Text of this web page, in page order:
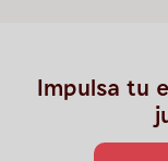
Impulsa tu